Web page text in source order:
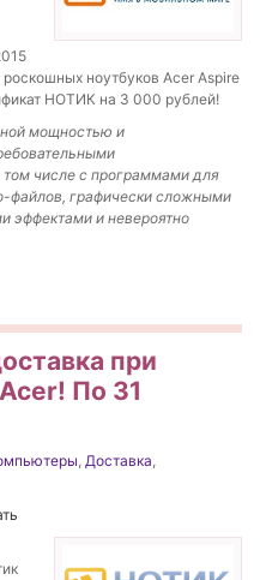
ноутбуков Acer Aspire
НОТИК на 3 000 рублей!
мощностью и
числе с программами для
файлов, графически сложными
эффектами и невероятно
при
По 31
, Доставка,